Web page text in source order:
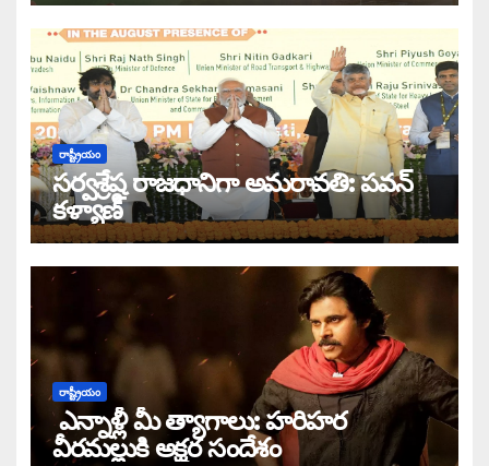
రాష్ట్రీయం
సర్వశ్రేష్ఠ రాజధానిగా అమరావతి: పవన్
కళ్యాణ్
రాష్ట్రీయం
ఎన్నాళ్లీ మీ త్యాగాలు: హరిహర
వీరమల్లుకి అక్షర సందేశం